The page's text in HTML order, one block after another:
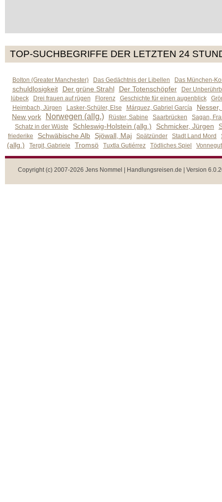
TOP-SUCHBEGRIFFE DER LETZTEN 24
Bolton (Greater Manchester) Das Gedächtnis der Libellen Das München-
schuldlosigkeit Der grüne Strahl Der Totenschöpfer
Der
lübeck
Drei frauen auf rügen Florenz Geschichte für einen augenblick
Heimbach, Jürgen
Lasker-Schüler, Else Márquez, Gabriel García
New york
Norwegen (allg.) Rüster, Sabine Saarbrücken
Sagan,
Schatz in der Wüste
Schleswig-Holstein (allg.) Schmicker, Jürgen
friederike Schwäbische Alb Sjöwall, Maj Spätzünder Stadt Land Mord
(allg.) Tergit, Gabriele Tromsö Tuxtla Gutiérrez Tödliches Spiel
Copyright (c) 2007-2026 Jens Nommel | Handlungsreisen.de | Version